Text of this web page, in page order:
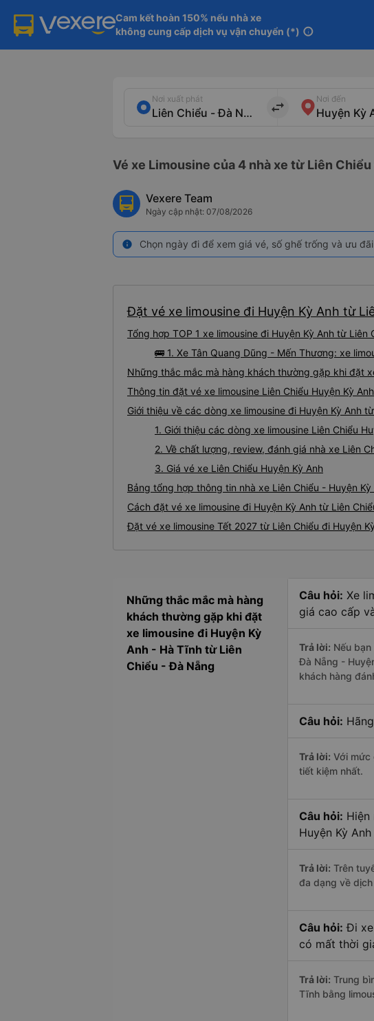
Cam kết hoàn 150% nếu nhà xe
không cung cấp dịch vụ vận chuyển (*) info
Nơi xuất phát
import_export
Nơi đến
Vé xe Limousine của 4 nhà xe từ Liên
Vexere Team
Ngày cập nhật: 07/08/2026
info Chọn ngày đi để xem giá vé, số ghế trống và ưu
Đặt vé xe limousine đi Huyện Kỳ Anh từ
Tổng hợp TOP 1 xe limousine đi Huyện Kỳ Anh từ
🚌 1. Xe Tân Quang Dũng - Mến Thương: xe
Những thắc mắc mà hàng khách thường gặp khi đặt
Thông tin đặt vé xe limousine Liên Chiểu Huyện Kỳ
Giới thiệu về các dòng xe limousine đi Huyện Kỳ Anh
1. Giới thiệu các dòng xe limousine Liên Chiểu
2. Về chất lượng, review, đánh giá nhà xe Liên
3. Giá vé xe Liên Chiểu Huyện Kỳ Anh
Bảng tổng hợp thông tin nhà xe Liên Chiểu - Huyện Kỳ
Cách đặt vé xe limousine đi Huyện Kỳ Anh từ Liên
Đặt vé xe limousine Tết 2027 từ Liên Chiểu đi Huyện
Những thắc mắc mà hàng
khách thường gặp khi đặt
xe limousine đi Huyện Kỳ
Anh - Hà Tĩnh từ Liên
Chiểu - Đà Nẵng
Câu hỏi: Xe
giá cao cấp
Trả lời: Nếu
Đà Nẵng -
khách hàng
Câu hỏi:
Trả lời: Với mức
tiết kiệm nhất.
Câu hỏi: Hiện
Huyện Kỳ
Trả lời: Trên
đa dạng về
Câu hỏi: Đi xe
có mất thời
Trả lời: Trung
Tĩnh bằng